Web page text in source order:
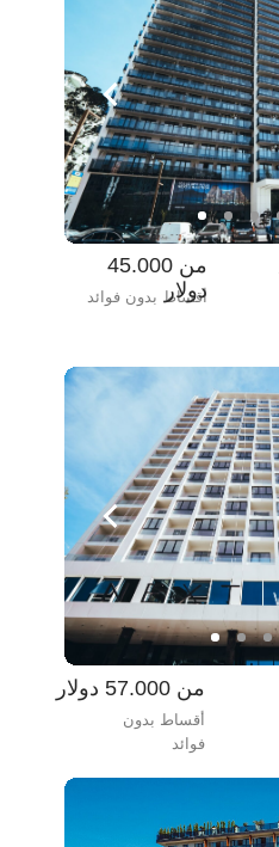
من 45.000
دولار
أقساط بدون فوائد
من 57.000 دولار
أقساط بدون
فوائد